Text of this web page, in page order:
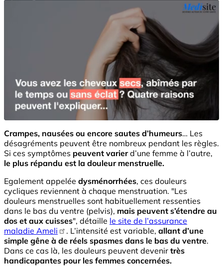
Crampes, nausées ou encore sautes d’humeurs… Les
désagréments peuvent être nombreux pendant les règles.
Si ces symptômes peuvent varierd’une femme à l’autre,
le plus répandu est la douleur menstruelle.
Egalement appelée dysménorrhées, ces douleurs
cycliques reviennent à chaque menstruation. "Les
douleurs menstruelles sont habituellement ressenties
dans le bas du ventre (pelvis), mais peuvent s’étendre au
dos et aux cuisses", détaille le site de l’assurance
maladie Ameli
. L’intensité est variable,allant d’une
simple gêne à de réels spasmes dans le bas du ventre.
Dans ce cas là, les douleurs peuvent devenir très
handicapantes pour les femmes concernées.